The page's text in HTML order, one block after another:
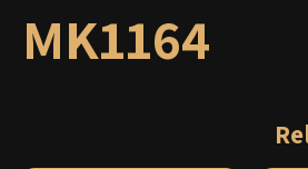
MK1164